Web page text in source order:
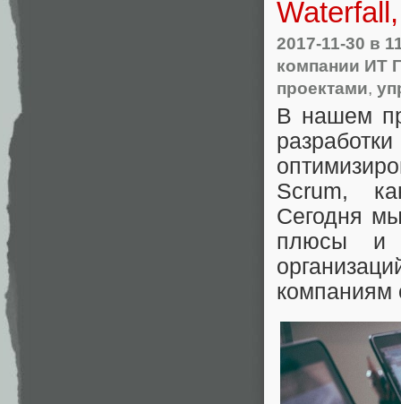
2017-11-30 в
компании ИТ
проектами,
В нашем
Scrum,
Сегодня
плюсы и
компаниям